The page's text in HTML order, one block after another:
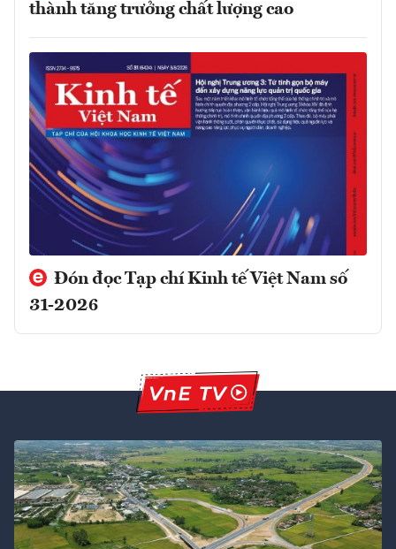
thành tăng trưởng chất lượng cao
Đón đọc Tạp chí Kinh tế Việt Nam số
31-2026